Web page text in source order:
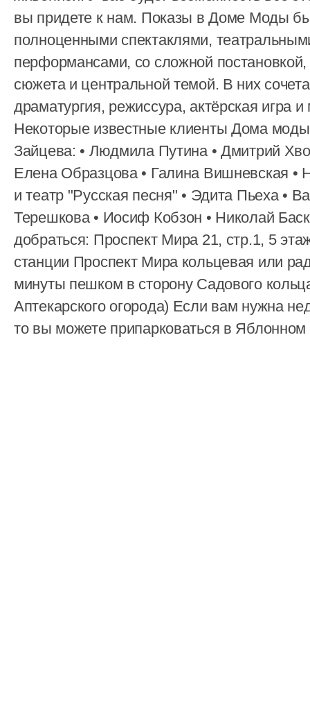
вы придете к нам. Показы в Доме Моды
полноценными спектаклями,
перформансами, со сложной постановкой,
сюжета и центральной темой. В них
драматургия, режиссура, актёрская игра
Некоторые известные клиенты Дома
Зайцева: • Людмила Путина • Дмитрий
Елена Образцова • Галина Вишневская •
и театр "Русская песня" • Эдита Пьеха •
Терешкова • Иосиф Кобзон • Николай
добраться: Проспект Мира 21, стр.1, 5
станции Проспект Мира кольцевая или
минуты пешком в сторону Садового
Аптекарского огорода) Если вам нужна
то вы можете припарковаться в Яблонном